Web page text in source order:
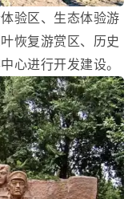
验区、生态体验游
恢复游赏区、历史
心进行开发建设。